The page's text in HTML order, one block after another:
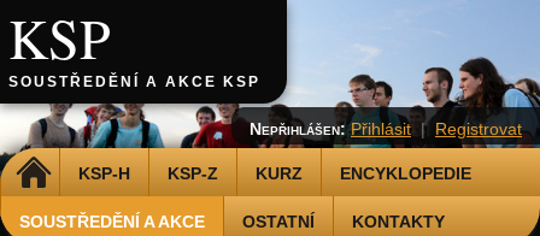
KSP
SOUSTŘEDĚNÍ A AKCE KSP
DOMŮ KSP-H KSP-Z KURZ ENCYKLOPEDIE
SOUSTŘEDĚNÍ A AKCE OSTATNÍ KONTAKTY
Nepřihlášen: Přihlásit | Registrovat